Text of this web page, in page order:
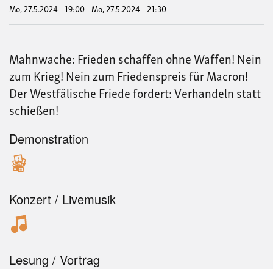
Mo, 27.5.2024 - 19:00-Mo, 27.5.2024 - 21:30
Mahnwache: Frieden schaffen ohne Waffen! Nein
zum Krieg! Nein zum Friedenspreis für Macron!
Der Westfälische Friede fordert: Verhandeln statt
schießen!
Demonstration
Konzert / Livemusik
Lesung / Vortrag